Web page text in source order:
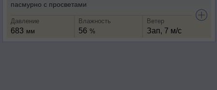
пасмурно с просветами
Давление
683 мм
Влажность
56 %
Ветер
Зап, 7 м/с